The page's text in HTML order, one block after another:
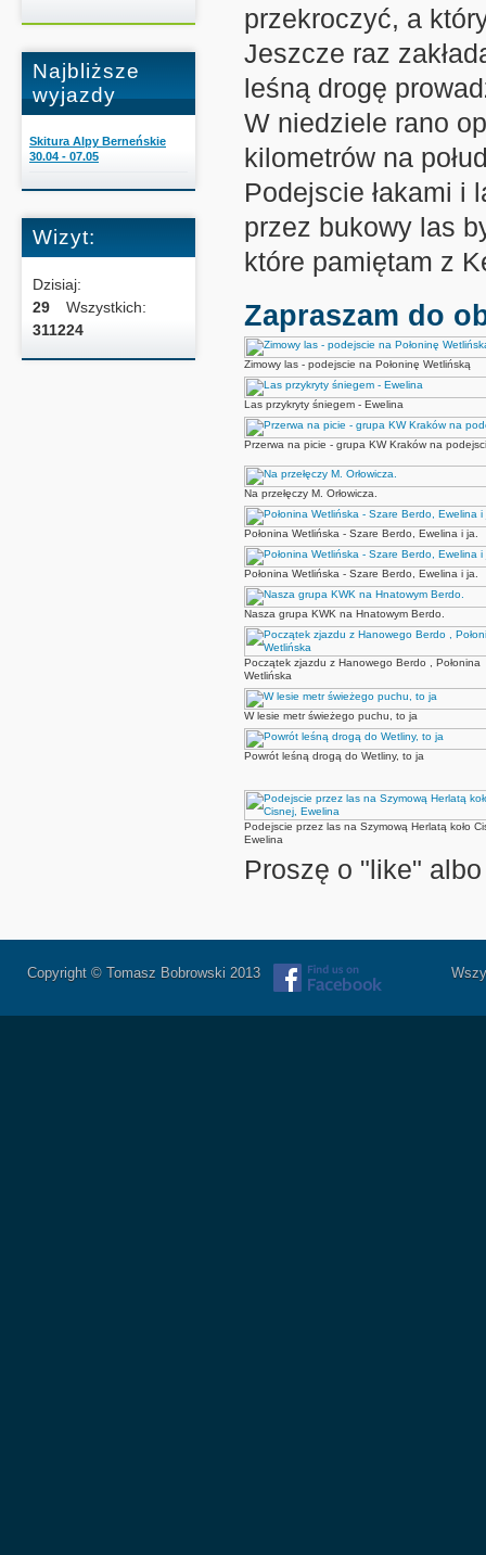
Najbliższe
wyjazdy
Skitura Alpy Berneńskie
30.04 - 07.05
Wizyt:
Dzisiaj:
29
Wszystkich:
311224
przekroczyć, a
Jeszcze raz
leśną drogę
W niedziele rano
kilometrów na
Podejscie łakami i
przez bukowy las
które pamiętam z
Zapraszam do
Zimowy las - podejscie na Połoninę Wetlińską
Las przykryty śniegem - Ewelina
Przerwa na picie - grupa KW Kraków na
Na przełęczy M. Orłowicza.
Połonina Wetlińska - Szare Berdo, Ewelina i ja.
Połonina Wetlińska - Szare Berdo, Ewelina i ja.
Nasza grupa KWK na Hnatowym Berdo.
Początek zjazdu z Hanowego Berdo , Połonina
Wetlińska
W lesie metr świeżego puchu, to ja
Powrót leśną drogą do Wetliny, to ja
Podejscie przez las na Szymową Herlatą koło
Ewelina
Proszę o "like"
Copyright © Tomasz Bobrowski 2013 Wszystkie